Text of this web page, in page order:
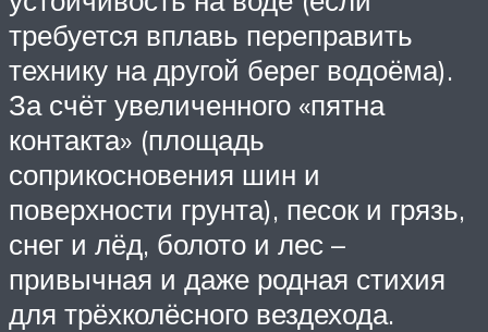
требуется вплавь переправить
технику на другой берег водоёма).
За счёт увеличенного «пятна
контакта» (площадь
соприкосновения шин и
поверхности грунта), песок и грязь,
снег и лёд, болото и лес –
привычная и даже родная стихия
для трёхколёсного вездехода.